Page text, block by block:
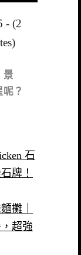
- (2
景
？
石
牌！
攤｜
超強